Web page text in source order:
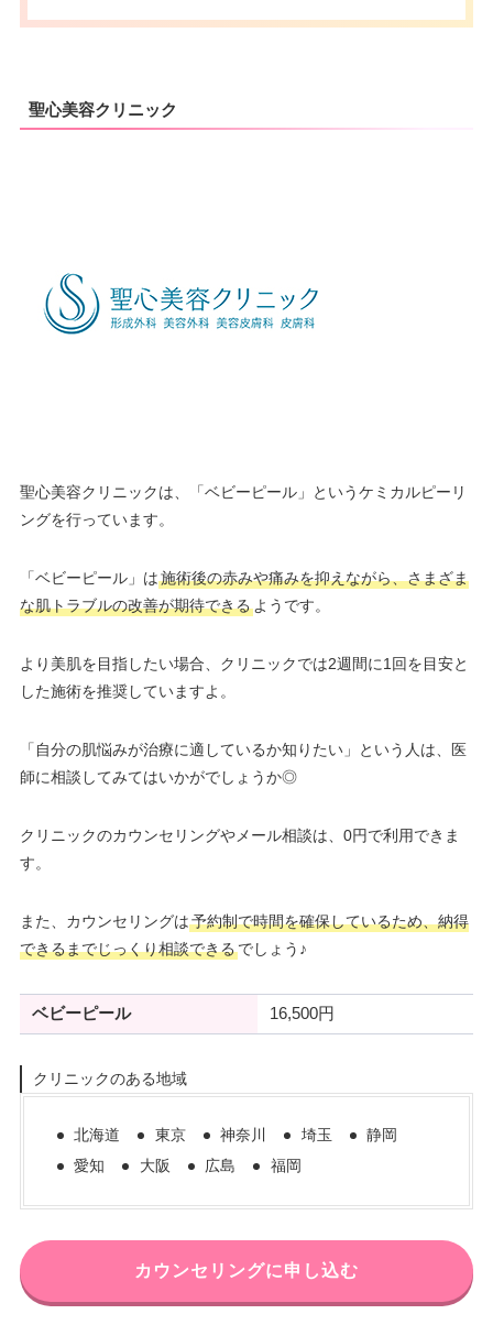
聖心美容クリニック
聖心美容クリニックは、「ベビーピール」というケミカルピーリ
ングを行っています。
「ベビーピール」は施術後の赤みや痛みを抑えながら、さまざま
な肌トラブルの改善が期待できるようです。
より美肌を目指したい場合、クリニックでは2週間に1回を目安と
した施術を推奨していますよ。
「自分の肌悩みが治療に適しているか知りたい」という人は、医
師に相談してみてはいかがでしょうか◎
クリニックのカウンセリングやメール相談は、0円で利用できま
す。
また、カウンセリングは予約制で時間を確保しているため、納得
できるまでじっくり相談できるでしょう♪
ベビーピール 16,500円
クリニックのある地域
北海道 東京 神奈川 埼玉
静岡
愛知
大阪 広島 福岡
カウンセリングに申し込む